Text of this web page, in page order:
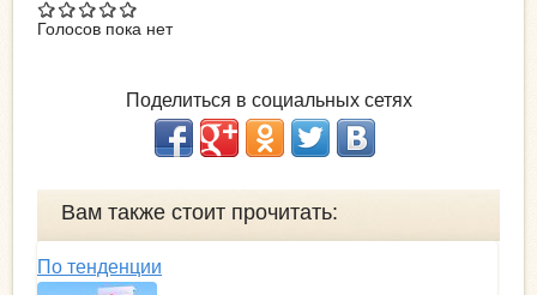
Голосов пока нет
Поделиться в социальных сетях
Вам также стоит прочитать:
По тенденции